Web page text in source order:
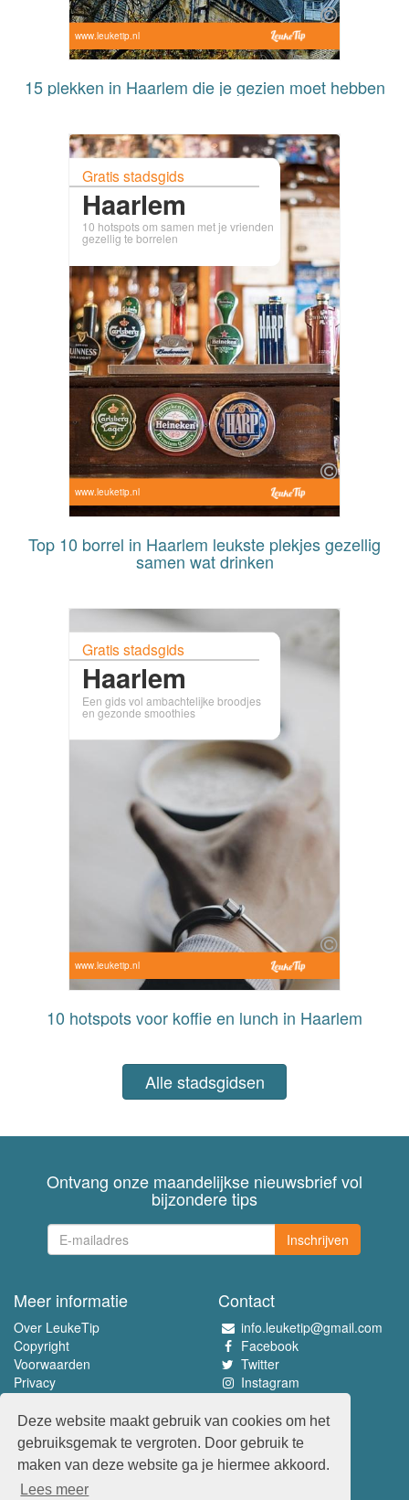
Deze website maakt gebruik van cookies om het
gebruiksgemak te vergroten. Door gebruik te
maken van deze website ga je hiermee akkoord.
Lees meer
www.leuketip.nl
15 plekken in Haarlem die je gezien moet hebben
Gratis stadsgids
Haarlem
10 hotspots om samen met je vrienden
gezellig te borrelen
www.leuketip.nl
Top 10 borrel in Haarlem leukste plekjes gezellig
samen wat drinken
Gratis stadsgids
Haarlem
Een gids vol ambachtelijke broodjes
en gezonde smoothies
www.leuketip.nl
10 hotspots voor koffie en lunch in Haarlem
Alle stadsgidsen
Ontvang onze maandelijkse nieuwsbrief vol
bijzondere tips
Inschrijven
Meer informatie
Over LeukeTip
Copyright
Voorwaarden
Privacy
Contact
info.leuketip@gmail.com
Facebook
Twitter
Instagram
Beleef het allerleukste
www.leuketip.nl
www.leuketip.com